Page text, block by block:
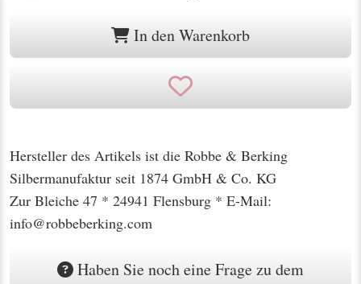
In den Warenkorb
Hersteller des Artikels ist die Robbe & Berking
Silbermanufaktur seit 1874 GmbH & Co. KG
Zur Bleiche 47 * 24941 Flensburg * E-Mail:
info@robbeberking.com
Haben Sie noch eine Frage zu dem